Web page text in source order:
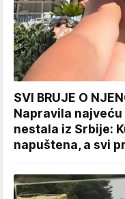
SVI BRUJE O
Napravila
nestala iz Srbije:
napuštena, a svi